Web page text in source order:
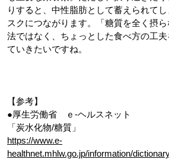
りすると、中性脂肪として蓄えられて
スクにつながります。「糖質を全く摂
法ではなく、ちょっとした食べ方の工
ていきたいですね。
【参考】
●厚生労働省 ｅ-ヘルスネット
「炭水化物/糖質」
https://www.e-
healthnet.mhlw.go.jp/information/